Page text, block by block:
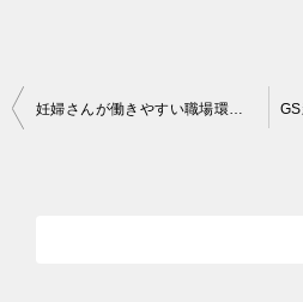
投
妊婦さんが働きやすい職場環境とは？働く仲間の理解と会社の体制